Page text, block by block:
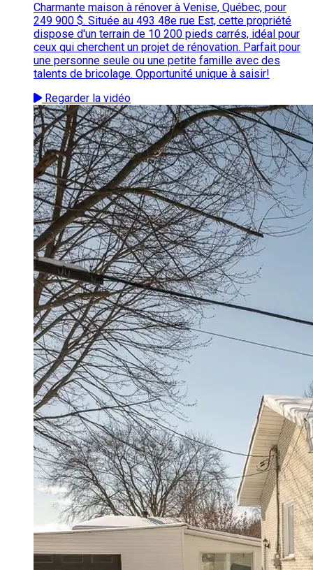
Charmante maison à rénover à Venise, Québec, pour
249 900 $. Située au 493 48e rue Est, cette propriété
dispose d'un terrain de 10 200 pieds carrés, idéal pour
ceux qui cherchent un projet de rénovation. Parfait pour
une personne seule ou une petite famille avec des
talents de bricolage. Opportunité unique à saisir!
Regarder la vidéo